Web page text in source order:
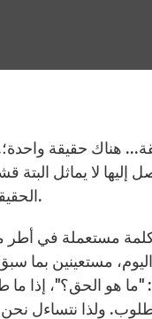
إليها لا يماثل
الحقيقة، بل أن يكرمها" (جون هنري نيومان، نمو العقيدة المسيحية، الفصل الثامن، عدد 1).
مستعملة في أطر
مستعينين بما
هو الحق؟"، إذا ما
ولذا نتساءل نحن